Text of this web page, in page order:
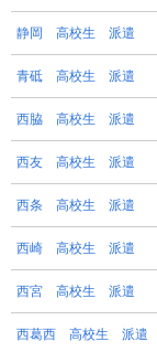
静岡 高校生 派遣
青砥 高校生 派遣
西脇 高校生 派遣
西友 高校生 派遣
西条 高校生 派遣
西崎 高校生 派遣
西宮 高校生 派遣
西葛西 高校生 派遣